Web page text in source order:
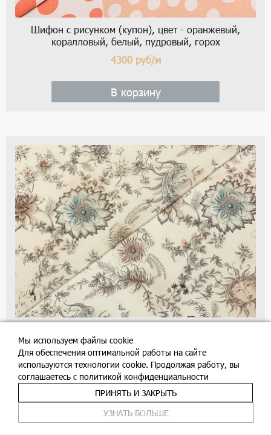
Шифон с рисунком (купон), цвет - оранжевый,
коралловый, белый, пудровый, горох
4300 руб/м
В корзину
1 / 6
8715руб/м
В корзину
Мы используем файлы cookie
Для обеспечения оптимальной работы на сайте
используются технологии cookie. Продолжая работу, вы
соглашаетесь c политикой конфиденциальности
УЗНАТЬ БОЛЬШЕ
ПРИНЯТЬ И ЗАКРЫТЬ